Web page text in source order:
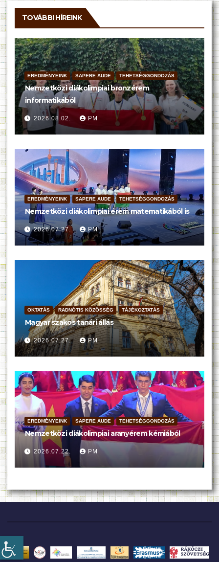
TOVÁBBI HÍREINK
EREDMÉNYEINK SAPERE AUDE TEHETSÉGGONDOZÁS
Nemzetközi diákolimpiai bronzérem
informatikából
2026.08.02. PM
EREDMÉNYEINK SAPERE AUDE TEHETSÉGGONDOZÁS
Nemzetközi diákolimpiai érem matematikából is
2026.07.27. PM
OKTATÁS RADNÓTIS KÖZÖSSÉG TÁJÉKOZTATÁS
Magyar szakos tanári állás
2026.07.27. PM
EREDMÉNYEINK SAPERE AUDE TEHETSÉGGONDOZÁS
Nemzetközi diákolimpiai aranyérem kémiából
2026.07.22. PM